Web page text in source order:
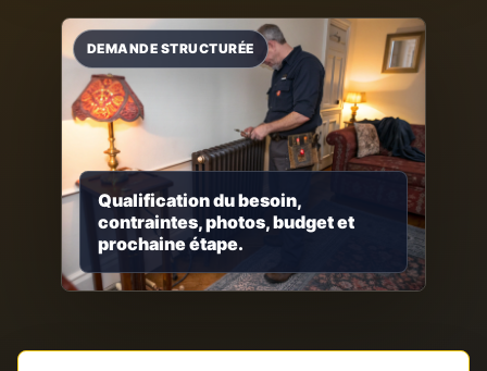
Qualification du besoin,
contraintes, photos, budget et
prochaine étape.